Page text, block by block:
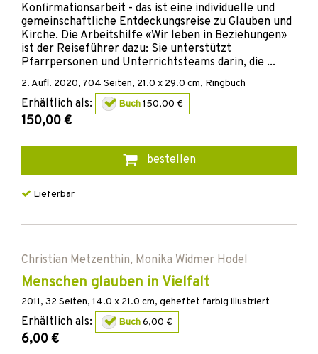
Konfirmationsarbeit - das ist eine individuelle und
gemeinschaftliche Entdeckungsreise zu Glauben und
Kirche. Die Arbeitshilfe «Wir leben in Beziehungen»
ist der Reiseführer dazu: Sie unterstützt
Pfarrpersonen und Unterrichtsteams darin, die ...
2. Aufl. 2020, 704 Seiten, 21.0 x 29.0 cm, Ringbuch
Erhältlich als: Buch150,00 €
150,00 €
bestellen
Lieferbar
Christian Metzenthin, Monika Widmer Hodel
Menschen glauben in Vielfalt
2011, 32 Seiten, 14.0 x 21.0 cm, geheftet farbig illustriert
Erhältlich als: Buch6,00 €
6,00 €